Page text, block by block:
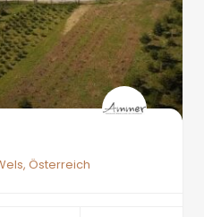
Österreich